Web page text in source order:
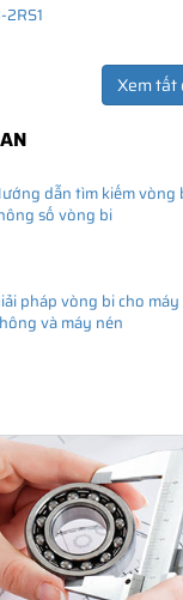
Những lưu ý cơ bản
hãng ở đâu?
Xem tất
dẫn tìm kiếm vòng
số vòng bi
pháp vòng bi cho
và máy nén